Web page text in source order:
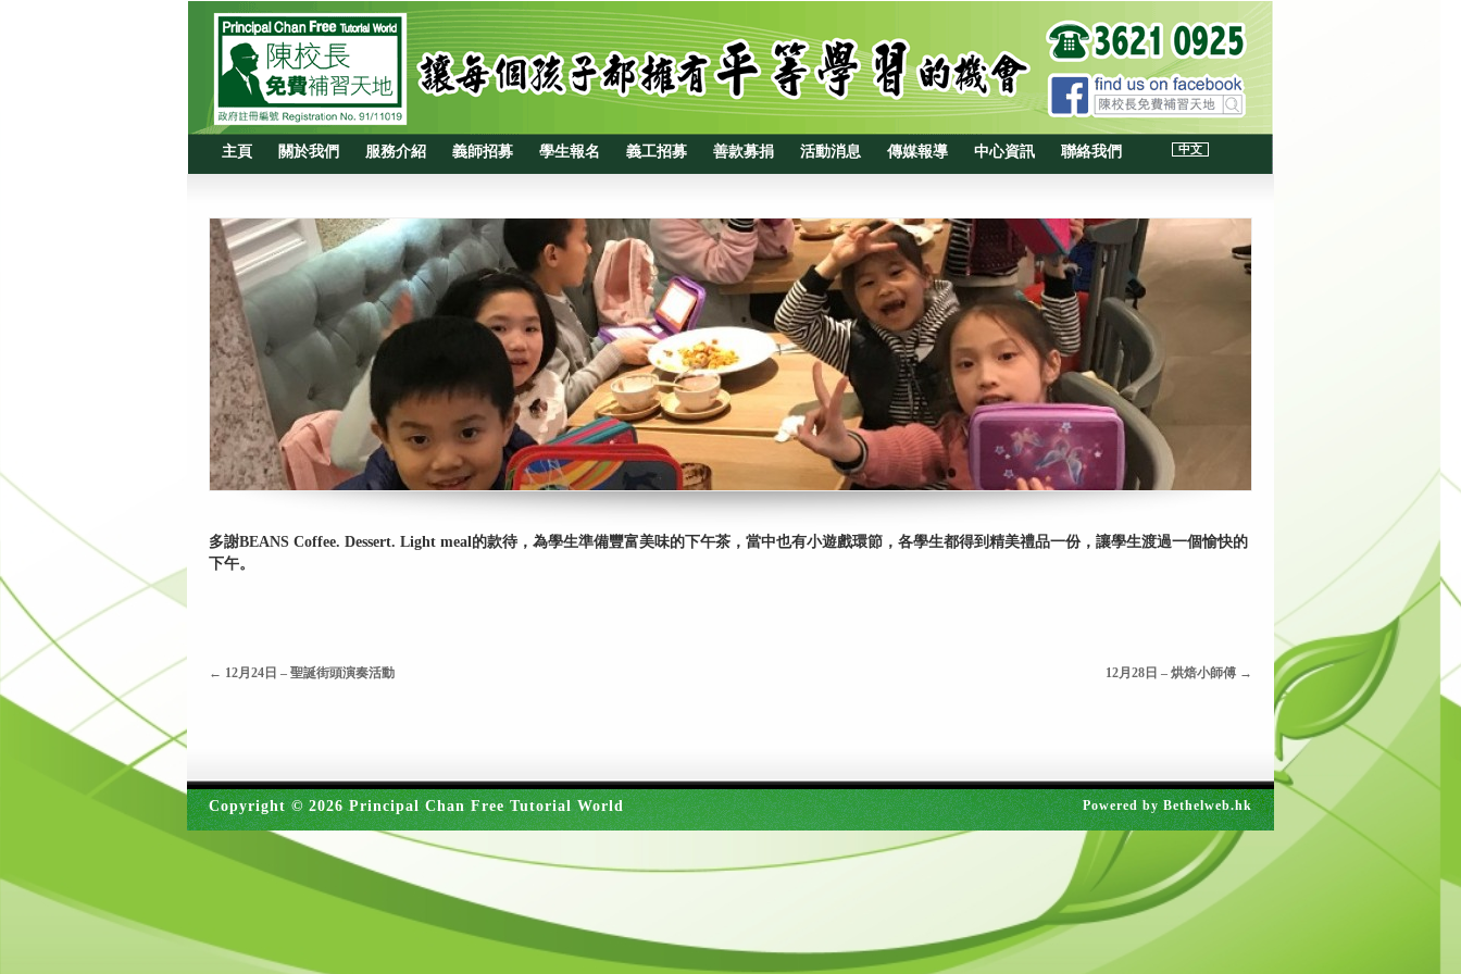
中文
主頁 關於我們 服務介紹 義師招募 學生報名 義工招募 善款募捐 活動消息 傳媒報導 中心資訊 聯絡我們
多謝BEANS Coffee. Dessert. Light meal的款待，為學生準備豐富美味的下午茶，當中也有小遊戲環節，各學生都得到精美禮品一份，讓學生渡過一個愉快的
下午。
← 12月24日 – 聖誕街頭演奏活動 12月28日 – 烘焙小師傅 →
Copyright © 2026 Principal Chan Free Tutorial World Powered byBethelweb.hk